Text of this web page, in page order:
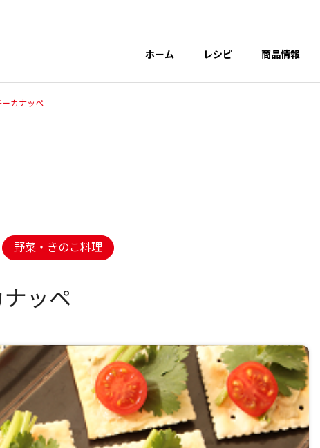
ホーム レシピ 商品情報
2025年 秋の新商品
ユウキ食品グループのCSR
ーカナッペ
野菜・きのこ料理
ッペ